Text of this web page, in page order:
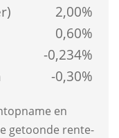
2,00%
0,60%
-0,234%
-0,30%
en
getoonde rente­